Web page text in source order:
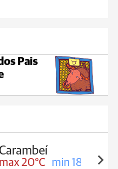
Pais
20°C min 18°C